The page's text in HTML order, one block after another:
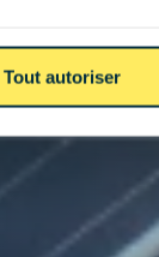
Tout autoriser